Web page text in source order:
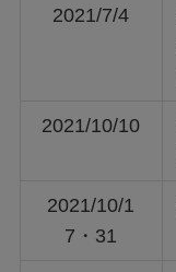
2021/7/4
2021/10/10
2021/10/1
7・31